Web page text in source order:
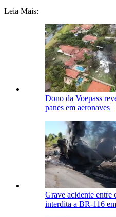
Leia Mais:
Dono da Voepass
panes em aeronaves
Grave acidente entre
interdita a BR-116